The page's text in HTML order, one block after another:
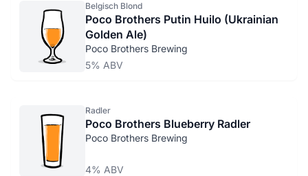
Belgisch Blond
Poco Brothers Putin Huilo (Ukrainian
Golden Ale)
Poco Brothers Brewing
5% ABV
Radler
Poco Brothers Blueberry Radler
Poco Brothers Brewing
4% ABV